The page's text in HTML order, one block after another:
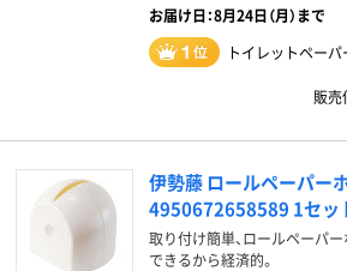
お届け日：8月24日（月）まで
トイレットペーパ
販売
伊勢藤 ロールペーパー
4950672658589 1セッ
取り付け簡単、ロールペーパ
できるから経済的。